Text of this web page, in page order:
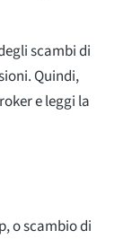
scambi di
Quindi,
e leggi la
o scambio di